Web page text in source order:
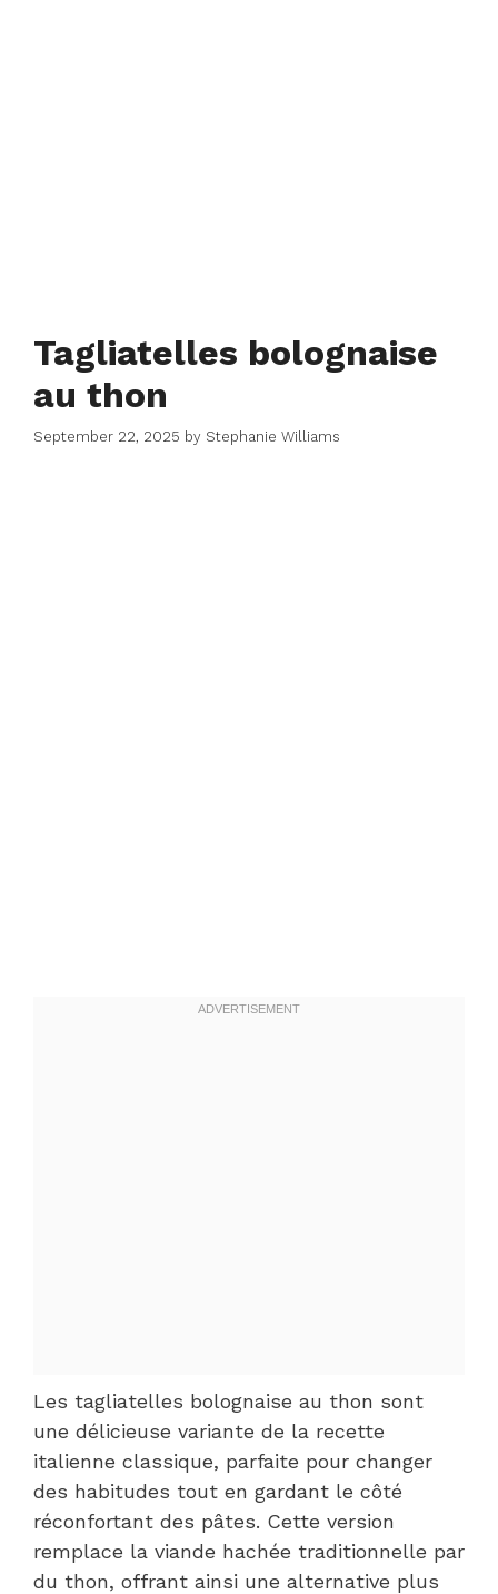
Tagliatelles bolognaise
au thon
September 22, 2025 by Stephanie Williams
Les tagliatelles bolognaise au thon sont
une délicieuse variante de la recette
italienne classique, parfaite pour changer
des habitudes tout en gardant le côté
réconfortant des pâtes. Cette version
remplace la viande hachée traditionnelle par
du thon, offrant ainsi une alternative plus